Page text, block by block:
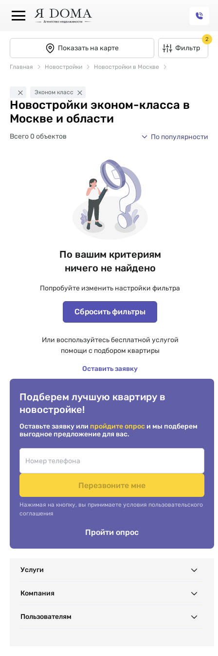
Показать на карте Фильтр
2
Главная Новостройки Новостройки в Москве
Эконом класс
Новостройки эконом-класса в
Москве и области
Всего 0 объектов По популярности
По вашим критериям
ничего не найдено
Попробуйте изменить настройки фильтра
Сбросить фильтры
Или воспользуйтесь бесплатной услугой
помощи с подбором квартиры
Оставить заявку
Подберем лучшую квартиру в
новостройке!
Оставьте заявку или пройдите опрос и мы подберем
выгодное предложение для вас.
Перезвоните мне
Нажимая на кнопку, вы принимаете условия пользовательского
соглашения
Пройти опрос
Услуги
Компания
Пользователям